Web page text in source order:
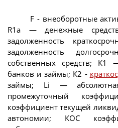
F - внеоборотные
R1a — денежные
задолженность
задолженность
собственных средств; К1
банков и займы; К2 -
займы; Li —
промежуточный
коэффициент текущей
автономии; КОС